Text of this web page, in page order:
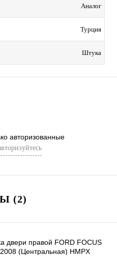
Аналог
Турция
Штука
авторизованные
(2)
двери правой FORD FOCUS
(Центральная) HMPX